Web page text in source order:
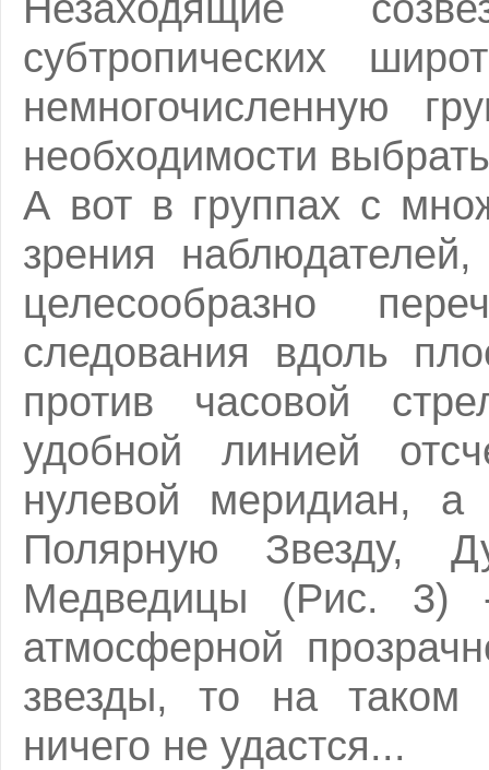
субтропических
немногочисленную
необходимости
А вот в группах с
зрения
целесообразно
следования вдоль
против часовой
удобной линией
нулевой меридиан, а
Полярную Звезду,
Медведицы (Рис. 3)
атмосферной
звезды, то на таком
ничего не удастся...